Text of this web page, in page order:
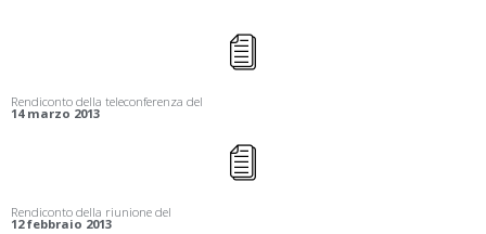
Rendiconto della teleconferenza del
14 marzo 2013
Rendiconto della riunione del
12 febbraio 2013